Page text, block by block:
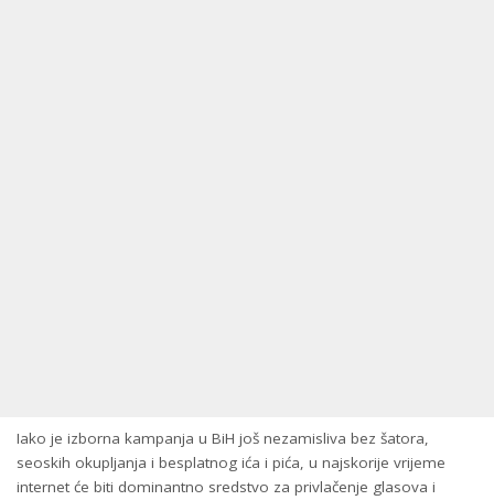
Iako je izborna kampanja u BiH još nezamisliva bez šatora,
seoskih okupljanja i besplatnog ića i pića, u najskorije vrijeme
internet će biti dominantno sredstvo za privlačenje glasova i